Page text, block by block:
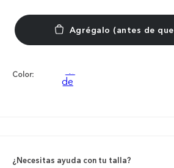
Color:
¿Necesitas ayuda con tu talla?